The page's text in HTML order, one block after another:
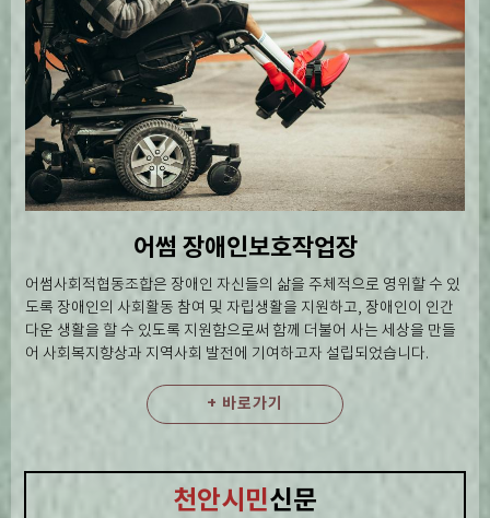
어썸 장애인보호작업장
어썸사회적협동조합은 장애인 자신들의 삶을 주체적으로 영위할 수 있
도록 장애인의 사회활동 참여 및 자립생활을 지원하고, 장애인이 인간
다운 생활을 할 수 있도록 지원함으로써 함께 더불어 사는 세상을 만들
어 사회복지향상과 지역사회 발전에 기여하고자 설립되었습니다.
+ 바로가기
천안시민신문